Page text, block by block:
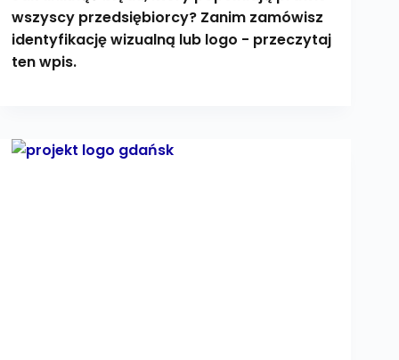
wszyscy przedsiębiorcy? Zanim zamówisz
identyfikację wizualną lub logo - przeczytaj
ten wpis.